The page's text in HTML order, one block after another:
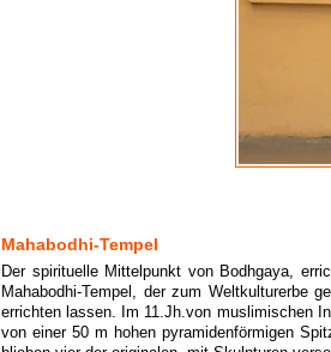
Mahabodhi-Tempel
Der spirituelle Mittelpunkt von Bodhgaya,
Mahabodhi-Tempel, der zum Weltkulturerbe
errichten lassen. Im 11.Jh.von muslimischen
von einer 50 m hohen pyramidenförmigen